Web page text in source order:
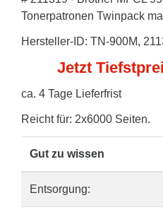
Tonerpatronen Twinpack
Hersteller-ID: TN-900M,
Jetzt
ca. 4 Tage Lieferfrist
Reicht für: 2x6000 Seiten.
Gut zu wissen
Entsorgung: